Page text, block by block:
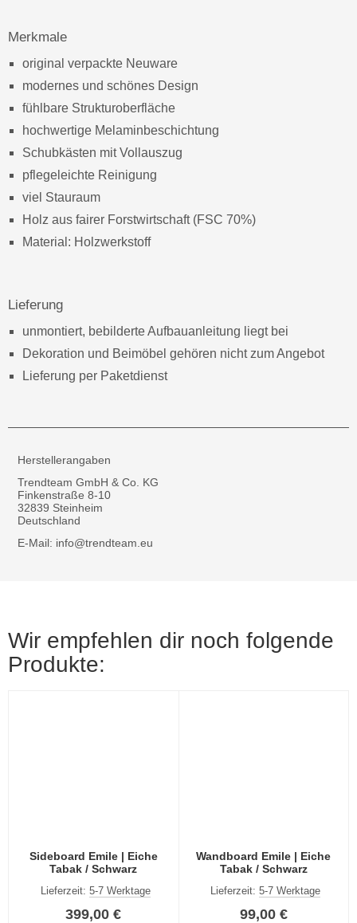
Merkmale
original verpackte Neuware
modernes und schönes Design
fühlbare Strukturoberfläche
hochwertige Melaminbeschichtung
Schubkästen mit Vollauszug
pflegeleichte Reinigung
viel Stauraum
Holz aus fairer Forstwirtschaft (FSC 70%)
Material: Holzwerkstoff
Lieferung
unmontiert, bebilderte Aufbauanleitung liegt bei
Dekoration und Beimöbel gehören nicht zum Angebot
Lieferung per Paketdienst
Herstellerangaben
Trendteam GmbH & Co. KG
Finkenstraße 8-10
32839 Steinheim
Deutschland
E-Mail: info@trendteam.eu
Wir empfehlen dir noch folgende
Produkte:
Sideboard Emile | Eiche
Tabak / Schwarz
Lieferzeit: 5-7 Werktage
399,00 €
Wandboard Emile | Eiche
Tabak / Schwarz
Lieferzeit:5-7 Werktage
99,00 €